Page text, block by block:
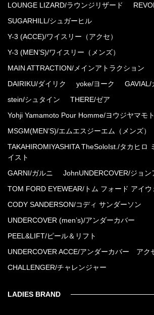
LOUNGE LIZARD/ラウンジリザード
SUGARHILL/シュガーヒル
Y-3 (ACCE)/ワイスリー（アクセ）
Y-3 (MEN’S)/ワイスリー（メンズ）
MAIN ATTRACTION/メインアトラクション
DAIRIKU/ダイリク yoke/ヨーク GAVIAL/
stein/シュタイン THERE/ゼア
Yohji Yamamoto Pour Homme/ヨウジヤマモ
MSGM(MEN’S)/エムエスジーエム（メンズ）
TAKAHIROMIYASHITA TheSoloIst./タカヒロ
イスト
GARNI/ガルニ JohnUNDERCOVER/ジョン
TOM FORD EYEWEAR/トム フォード アイウ
CODY SANDERSON/コディ サンダーソン
UNDERCOVER (men’s)/アンダーカバー
PEEL&LIFT/ピール＆リフト
UNDERCOVER ACCE/アンダーカバー アク
CHALLENGER/チャレンジャー
LADIES BRAND